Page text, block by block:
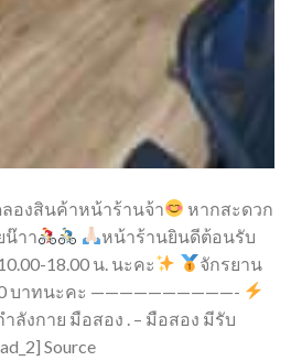
องสินค้าหน้าร้านจ้า
หากสะดวก
น๊าา
หน้าร้านยินดีต้อนรับ
18.00 น. นะคะ
จักรยาน
บาทนะคะ ——————————-
ลังกาย มือสอง . – มือสอง มีรับ
Source